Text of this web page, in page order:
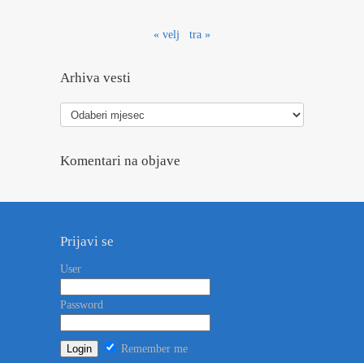
« velj tra »
Arhiva vesti
Arhiva
vesti
Komentari na objave
Prijavi se
User
Password
Remember me